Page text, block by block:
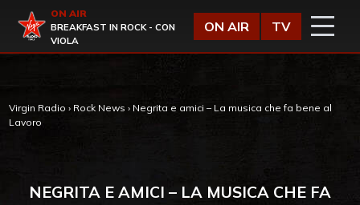
Virgin Radio
ON AIR
BREAKFAST IN ROCK - CON
VIOLA
ON AIR TV
Virgin Radio › Rock News › Negrita e amici – La musica che fa bene al
Lavoro
NEGRITA E AMICI – LA MUSICA CHE FA